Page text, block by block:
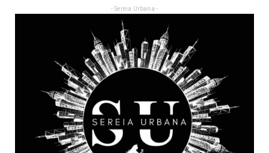
- Sereia Urbana -